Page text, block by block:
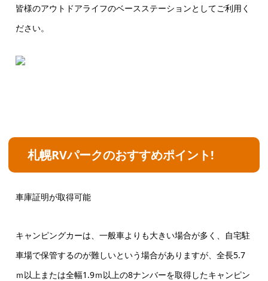
皆様のアウトドアライフのベースステーションとしてご利用く
ださい。
札幌RVパークのおすすめポイント!
車庫証明が取得可能
キャンピングカーは、一般車よりも大きい場合が多く、自宅駐
車場で保管するのが難しいという場合がありますが、全長5.7
ｍ以上または全幅1.9ｍ以上の8ナンバーを取得したキャンピン